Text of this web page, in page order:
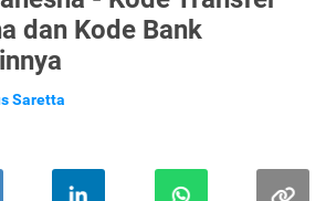
dan Kode Bank
Saretta